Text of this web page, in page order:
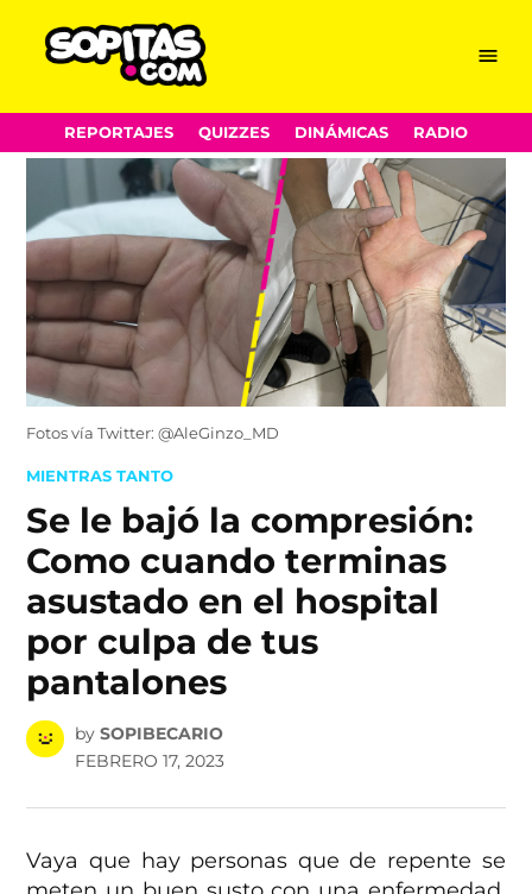
Skip
to
Menu
REPORTAJES QUIZZES DINÁMICAS RADIO
Fotos vía Twitter: @AleGinzo_MD
POSTED
MIENTRAS TANTO
Se le bajó la compresión:
Como cuando terminas
asustado en el hospital
por culpa de tus
pantalones
by SOPIBECARIO
FEBRERO 17, 2023
Vaya que hay personas que de repente se